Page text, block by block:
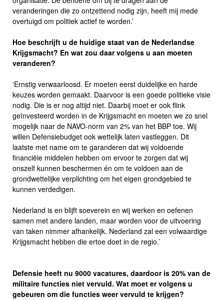
veranderingen die zo ontzettend nodig zijn, heeft mij mede
overtuigd om politiek actief te worden.’
Hoe beschrijft u de huidige staat van de Nederlandse
Krijgsmacht? En wat zou daar volgens u aan moeten
veranderen?
‘Ernstig verwaarloosd. Er moeten eerst duidelijke en harde
keuzes worden gemaakt. Daarvoor is een goede politieke visie
nodig. Die is er nog altijd niet. Daarbij moet er ook flink
geïnvesteerd worden in de Krijgsmacht en moeten we zo snel
mogelijk naar de NAVO-norm van 2% van het BBP toe. Wij
willen Defensiebudget ook wettelijk laten vastleggen. Dit
laatste met name om te garanderen dat wij voldoende
financiële middelen hebben om ervoor te zorgen dat wij
onszelf kunnen beschermen én om te voldoen aan de
grondwettelijke verplichting om het eigen grondgebied te
kunnen verdedigen.
Nederland is en blijft soeverein en wij werken en oefenen
samen met andere landen, maar worden voor de uitvoering
van taken nimmer afhankelijk. Nederland zal een volwaardige
Krijgsmacht hebben die ertoe doet in de regio.’
Defensie heeft nu 9000 vacatures, daardoor is 20% van de
militaire functies niet vervuld. Wat moet er volgens u
gebeuren om die functies weer vervuld te krijgen?